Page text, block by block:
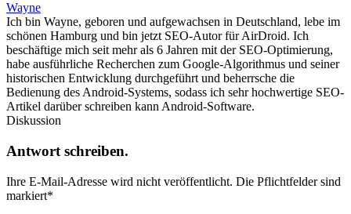
Wayne
Ich bin Wayne, geboren und aufgewachsen in Deutschland, lebe im
schönen Hamburg und bin jetzt SEO-Autor für AirDroid. Ich
beschäftige mich seit mehr als 6 Jahren mit der SEO-Optimierung,
habe ausführliche Recherchen zum Google-Algorithmus und seiner
historischen Entwicklung durchgeführt und beherrsche die
Bedienung des Android-Systems, sodass ich sehr hochwertige SEO-
Artikel darüber schreiben kann Android-Software.
Diskussion
Antwort schreiben.
Ihre E-Mail-Adresse wird nicht veröffentlicht. Die Pflichtfelder sind
markiert*